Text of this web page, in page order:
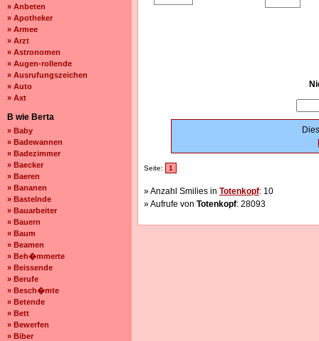
» Anbeten
» Apotheker
» Armee
» Arzt
» Astronomen
» Augen-rollende
» Ausrufungszeichen
» Auto
» Axt
B wie Berta
» Baby
» Badewannen
» Badezimmer
» Baecker
» Baeren
» Bananen
» Bastelnde
» Bauarbeiter
» Bauern
» Baum
» Beamen
» Beh�mmerte
» Beissende
» Berufe
» Besch�mte
» Betende
» Bett
» Bewerfen
» Biber
Seite: 1
» Anzahl Smilies in Totenkopf: 10
» Aufrufe von Totenkopf: 28093